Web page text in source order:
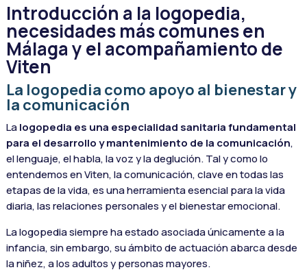
Introducción a la logopedia,
necesidades más comunes en
Málaga y el acompañamiento de
Viten
La logopedia como apoyo al bienestar y
la comunicación
Lalogopedia es una especialidad sanitaria fundamental
para el desarrollo y mantenimiento de la comunicación,
el lenguaje, el habla, la voz y la deglución. Tal y como lo
entendemos en Viten, la comunicación, clave en todas las
etapas de la vida, es una herramienta esencial para la vida
diaria, las relaciones personales y el bienestar emocional.
La logopedia siempre ha estado asociada únicamente a la
infancia, sin embargo, su ámbito de actuación abarca desde
la niñez, a los adultos y personas mayores.